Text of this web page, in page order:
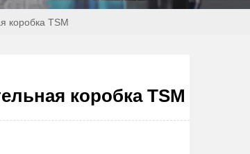
коробка TSM
коробка TSM